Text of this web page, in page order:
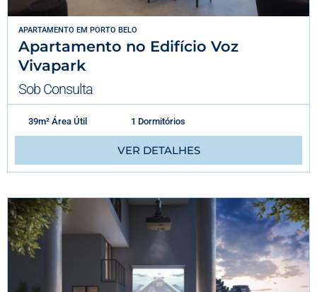
APARTAMENTO EM PORTO BELO
Apartamento no Edifício Voz
Vivapark
Sob Consulta
39m² Área Útil 1 Dormitórios
VER DETALHES